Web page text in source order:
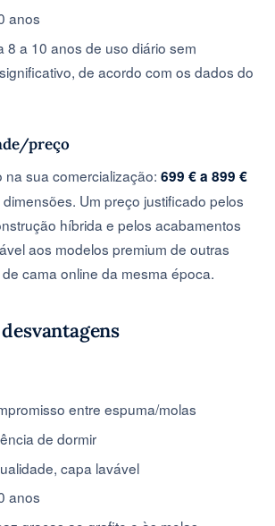
anos
8 a 10 anos de uso diário sem
de acordo com os dados do
preço
na sua comercialização: 699 € a 899 €
Um preço justificado pelos
híbrida e pelos acabamentos
aos modelos premium de outras
cama online da mesma época.
entre espuma/molas
de dormir
capa lavável
anos